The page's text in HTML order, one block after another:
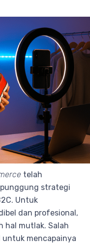
telah
strategi
Untuk
dan profesional,
hal mutlak. Salah
untuk mencapainya